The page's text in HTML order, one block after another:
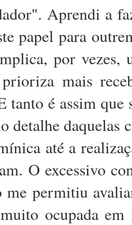
Aprendi a
papel para
por vezes,
mais
tanto é assim
detalhe daquelas
até a
O excessivo
me permitiu
ocupada